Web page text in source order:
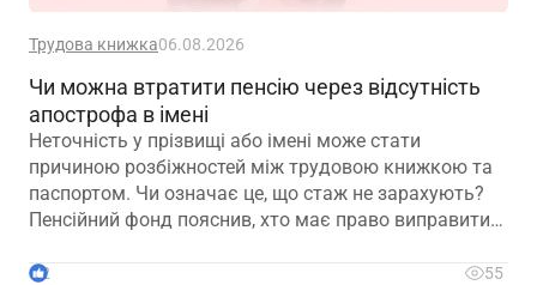
Трудова книжка06.08.2026
Чи можна втратити пенсію через відсутність
апострофа в імені
Неточність у прізвищі або імені може стати
причиною розбіжностей між трудовою книжкою та
паспортом. Чи означає це, що стаж не зарахують?
Пенсійний фонд пояснив, хто має право виправити
підставі яких документів це робиться та чому не
2
55